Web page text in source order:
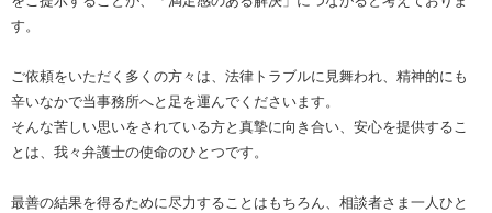
す。
ご依頼をいただく多くの方々は、法律トラブルに見舞われ、精神的にも
辛いなかで当事務所へと足を運んでくださいます。
そんな苦しい思いをされている方と真摯に向き合い、安心を提供するこ
とは、我々弁護士の使命のひとつです。
最善の結果を得るために尽力することはもちろん、相談者さま一人ひと